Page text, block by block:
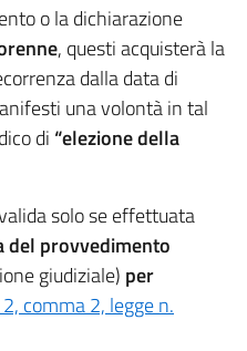
o la dichiarazione
, questi acquisterà la
dalla data di
una volontà in tal
di “elezione della
solo se effettuata
del provvedimento
giudiziale) per
comma 2, legge n.